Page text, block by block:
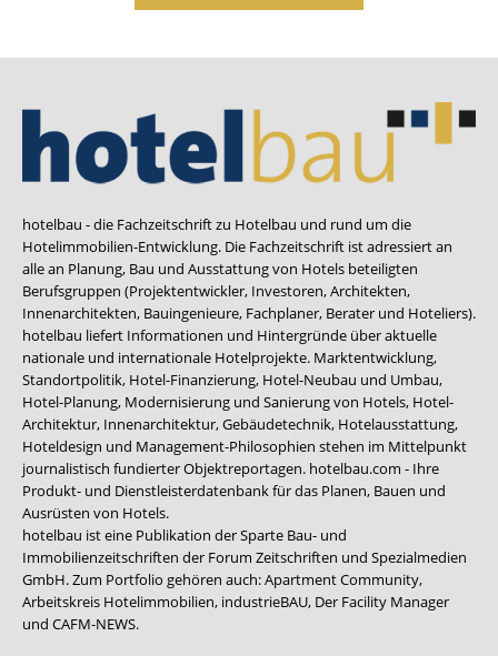
hotelbau - die Fachzeitschrift zu Hotelbau und rund um die
Hotelimmobilien-Entwicklung. Die Fachzeitschrift ist adressiert an
alle an Planung, Bau und Ausstattung von Hotels beteiligten
Berufsgruppen (Projektentwickler, Investoren, Architekten,
Innenarchitekten, Bauingenieure, Fachplaner, Berater und Hoteliers).
hotelbau liefert Informationen und Hintergründe über aktuelle
nationale und internationale Hotelprojekte. Marktentwicklung,
Standortpolitik, Hotel-Finanzierung, Hotel-Neubau und Umbau,
Hotel-Planung, Modernisierung und Sanierung von Hotels, Hotel-
Architektur, Innenarchitektur, Gebäudetechnik, Hotelausstattung,
Hoteldesign und Management-Philosophien stehen im Mittelpunkt
journalistisch fundierter Objektreportagen. hotelbau.com - Ihre
Produkt- und Dienstleisterdatenbank für das Planen, Bauen und
Ausrüsten von Hotels.
hotelbau ist eine Publikation der Sparte Bau- und
Immobilienzeitschriften der Forum Zeitschriften und Spezialmedien
GmbH. Zum Portfolio gehören auch:Apartment Community,
Arbeitskreis Hotelimmobilien, industrieBAU, Der Facility Manager
und CAFM-NEWS.